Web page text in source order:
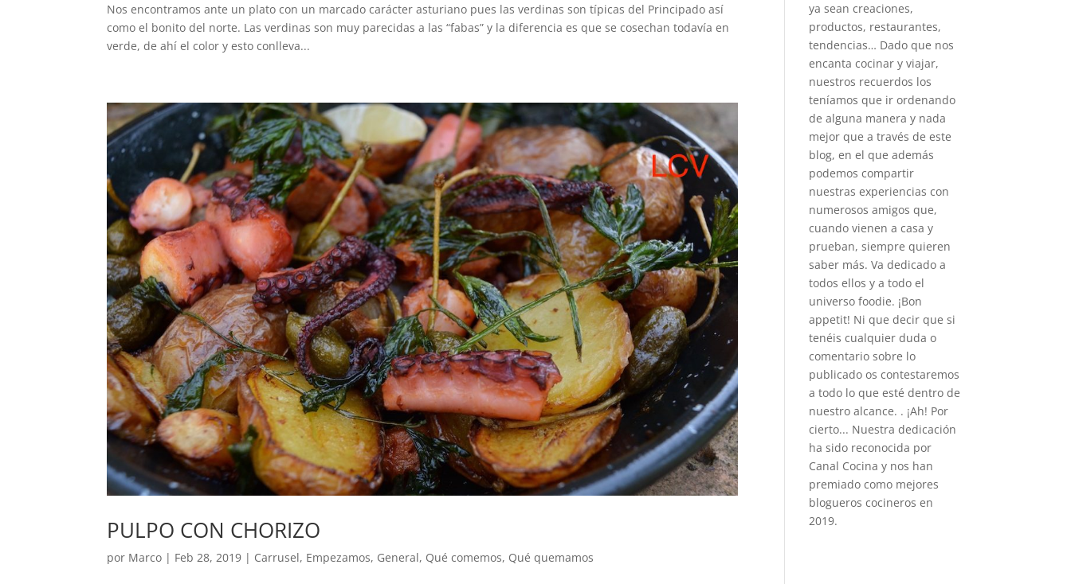
Nos encontramos ante un plato con un marcado carácter asturiano pues las verdinas son típicas del Principado así
como el bonito del norte. Las verdinas son muy parecidas a las “fabas” y la diferencia es que se cosechan todavía en
verde, de ahí el color y esto conlleva...
PULPO CON CHORIZO
por Marco | Feb 28, 2019 | Carrusel, Empezamos, General, Qué comemos, Qué quemamos
ya sean creaciones,
productos, restaurantes,
tendencias… Dado que nos
encanta cocinar y viajar,
nuestros recuerdos los
teníamos que ir ordenando
de alguna manera y nada
mejor que a través de este
blog, en el que además
podemos compartir
nuestras experiencias con
numerosos amigos que,
cuando vienen a casa y
prueban, siempre quieren
saber más. Va dedicado a
todos ellos y a todo el
universo foodie. ¡Bon
appetit! Ni que decir que si
tenéis cualquier duda o
comentario sobre lo
publicado os contestaremos
a todo lo que esté dentro de
nuestro alcance. . ¡Ah! Por
cierto... Nuestra dedicación
ha sido reconocida por
Canal Cocina y nos han
premiado como mejores
blogueros cocineros en
2019.